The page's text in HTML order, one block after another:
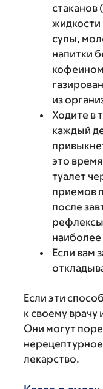
жидкости
супы,
напитки
из
Ходите в
каждый
это
туалет
приемов
после
Если вам
Если эти
к своему
Они могут
лекарство.